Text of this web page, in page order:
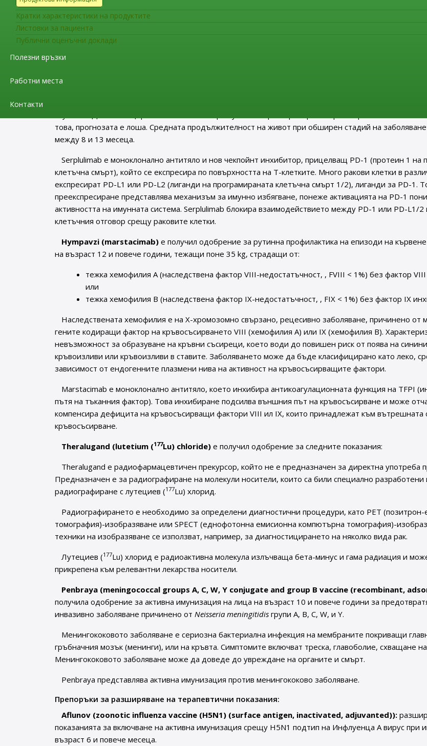
Кратки характеристики на продуктите
Листовки за пациента
Публични оценъчни доклади
Полезни връзки
Работни места
Контакти
лекарство (ADC), при който двете части са свързани помежду си с разцепващ се линкер. Докато
антитяло mirvetuximab се свързва към FRα и инициира навлизане на целия конюгат в клетката,
компонент soravtansine е химиотерапевтичен агент, който предизвиква прекъсване на клетъчния
лечение на възрастни пациенти с обширен стадий дребноклетъчен рак на белия дроб (ES-SCLC).
това, прогнозата е лоша. Средната продължителност на живот при обширен стадий на
между 8 и 13 месеца.
Serplulimab е моноклонално антитяло и нов чекпойнт инхибитор, прицелващ PD-1 (протеин 1 на
клетъчна смърт), който се експресира по повърхността на T-клетките. Много ракови клетки в
експресират PD-L1 или PD-L2 (лиганди на програмираната клетъчна смърт 1/2), лиганди за PD-1.
преекспресиране представлява механизъм за имунно избягване, понеже активацията на PD-1
активността на имунната система. Serplulimab блокира взаимодействието между PD-1 или PD-L1/2
клетъчния отговор срещу раковите клетки.
Hympavzi (marstacimab) е получил одобрение за рутинна профилактика на епизоди на
на възраст 12 и повече години, тежащи поне 35 kg, страдащи от:
тежка хемофилия А (наследствена фактор VIII-недостатъчност, , FVIII < 1%) без фактор
или
тежка хемофилия В (наследствена фактор IX-недостатъчност, , FIX < 1%) без фактор IX
Наследствената хемофилия е на Х-хромозомно свързано, рецесивно заболяване, причинено от
гените кодиращи фактор на кръвосъсирването VIII (хемофилия А) или IX (хемофилия В).
невъзможност за образуване на кръвни съсиреци, което води до повишен риск от поява на
кръвоизливи или кръвоизливи в ставите. Заболяването може да бъде класифицирано като леко,
зависимост от ендогенните плазмени нива на активност на кръвосъсирващите фактори.
Marstacimab е моноклонално антитяло, което инхибира антикоагулационната функция на TFPI
пътя на тъканния фактор). Това инхибиране подсилва външния път на кръвосъсирване и може
компенсира дефицита на кръвосъсирващи фактори VIII ил IX, които принадлежат към вътрешната
кръвосъсирване.
Theralugand (lutetium (177Lu) chloride) е получил одобрение за следните показания:
Theralugand е радиофармацевтичен прекурсор, който не е предназначен за директна употреба
Предназначен е за радиографиране на молекули носители, които са били специално
радиографиране с лутециев (177Lu) хлорид.
Радиографирането е необходимо за определени диагностични процедури, като PET (позитрон-
томография)-изобразяване или SPECT (еднофотонна емисионна компютърна томография)-
техники на изобразяване се използват, например, за диагностицирането на няколко вида рак.
Лутециев (177Lu) хлорид е радиоактивна молекула излъчваща бета-минус и гама радиация и
прикрепена към релевантни лекарства носители.
Penbraya (meningococcal groups A, C, W, Y conjugate and group B vaccine (recombinant,
получила одобрение за активна имунизация на лица на възраст 10 и повече години за
инвазивно заболяване причинено от Neisseria meningitidis групи A, B, C, W, и Y.
Менингококовото заболяване е сериозна бактериална инфекция на мембраните покриващи
гръбначния мозък (менинги), или на кръвта. Симптомите включват треска, главоболие, схващане
Менингококовото заболяване може да доведе до увреждане на органите и смърт.
Penbraya представлява активна имунизация против менингококово заболяване.
Препоръки за разширяване на терапевтични показания:
Aflunov (zoonotic influenza vaccine (H5N1) (surface antigen, inactivated, adjuvanted)):
показанията за включване на активна имунизация срещу H5N1 подтип на Инфлуенца А вирус при
възраст 6 и повече месеца.